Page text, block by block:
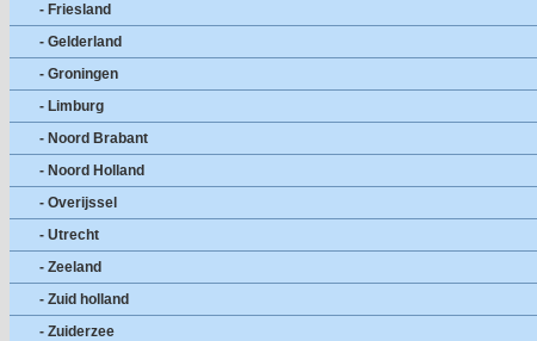
- Friesland
- Gelderland
- Groningen
- Limburg
- Noord Brabant
- Noord Holland
- Overijssel
- Utrecht
- Zeeland
- Zuid holland
- Zuiderzee